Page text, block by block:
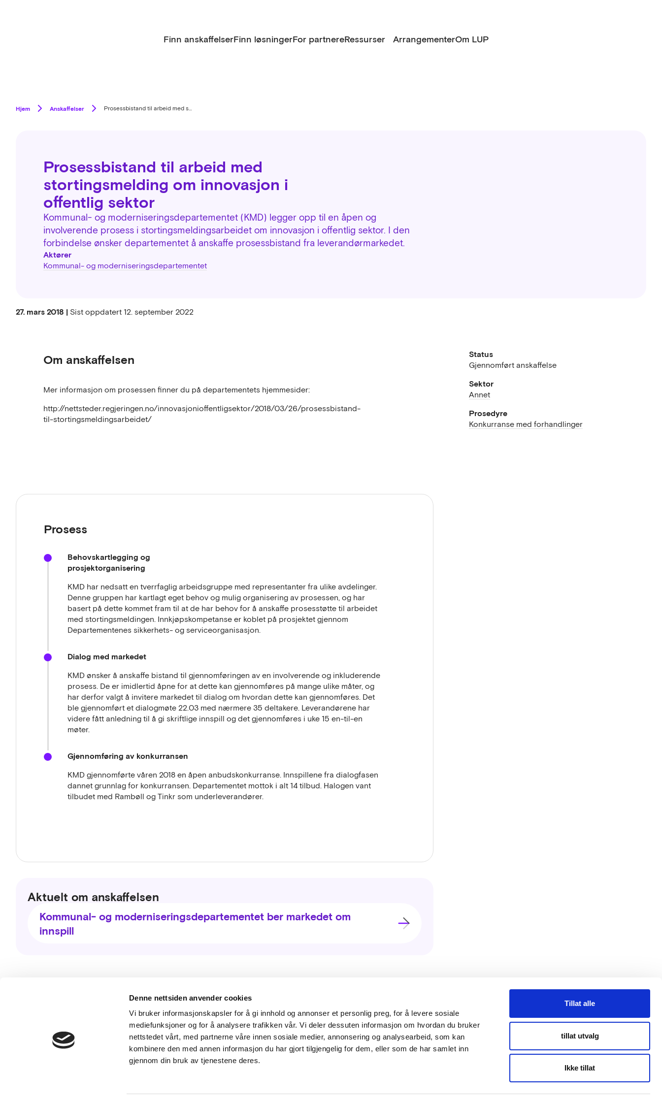
Denne nettsiden anvender cookies
Vi bruker informasjonskapsler for å gi innhold og annonser et personlig preg, for å levere sosiale
mediefunksjoner og for å analysere trafikken vår. Vi deler dessuten informasjon om hvordan du bruker
nettstedet vårt, med partnerne våre innen sosiale medier, annonsering og analysearbeid, som kan
kombinere den med annen informasjon du har gjort tilgjengelig for dem, eller som de har samlet inn
gjennom din bruk av tjenestene deres.
Tillat alle
tillat utvalg
Ikke tillat
Finn anskaffelserFinn løsningerFor partnereRessurser ArrangementerOm LUP
Hjem Anskaffelser Prosessbistand til arbeid med stortingsmelding om innovasjon i offentlig sektor
Prosessbistand til arbeid med
stortingsmelding om innovasjon i
offentlig sektor
Kommunal- og moderniseringsdepartementet (KMD) legger opp til en åpen og
involverende prosess i stortingsmeldingsarbeidet om innovasjon i offentlig sektor. I den
forbindelse ønsker departementet å anskaffe prosessbistand fra leverandørmarkedet.
Aktører
Kommunal- og moderniseringsdepartementet
27. mars 2018 | Sist oppdatert 12. september 2022
Status
Gjennomført anskaffelse
Sektor
Annet
Prosedyre
Konkurranse med forhandlinger
Om anskaffelsen
Mer informasjon om prosessen finner du på departementets hjemmesider:
http://nettsteder.regjeringen.no/innovasjonioffentligsektor/2018/03/26/prosessbistand-
til-stortingsmeldingsarbeidet/
Prosess
Behovskartlegging og
prosjektorganisering
KMD har nedsatt en tverrfaglig arbeidsgruppe med representanter fra ulike avdelinger.
Denne gruppen har kartlagt eget behov og mulig organisering av prosessen, og har
basert på dette kommet fram til at de har behov for å anskaffe prosesstøtte til arbeidet
med stortingsmeldingen. Innkjøpskompetanse er koblet på prosjektet gjennom
Departementenes sikkerhets- og serviceorganisasjon.
Dialog med markedet
KMD ønsker å anskaffe bistand til gjennomføringen av en involverende og inkluderende
prosess. De er imidlertid åpne for at dette kan gjennomføres på mange ulike måter, og
har derfor valgt å invitere markedet til dialog om hvordan dette kan gjennomføres. Det
ble gjennomført et dialogmøte 22.03 med nærmere 35 deltakere. Leverandørene har
videre fått anledning til å gi skriftlige innspill og det gjennomføres i uke 15 en-til-en
møter.
Gjennomføring av konkurransen
KMD gjennomførte våren 2018 en åpen anbudskonkurranse. Innspillene fra dialogfasen
dannet grunnlag for konkurransen. Departementet mottok i alt 14 tilbud. Halogen vant
tilbudet med Rambøll og Tinkr som underleverandører.
Aktuelt om anskaffelsen
Kommunal- og moderniseringsdepartementet ber markedet om
innspill
lup@lup.no
Se alle kontaktpersoner
Middelthuns gate 27
0368 Oslo